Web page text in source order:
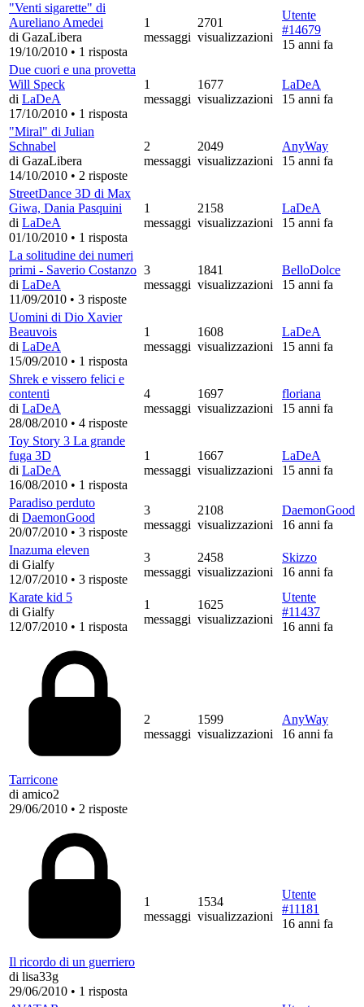
"Venti sigarette" di
Aureliano Amedei
di GazaLibera
19/10/2010 • 1 risposta
1
messaggi
2701
visualizzazioni
Utente
#14679
15 anni fa
Due cuori e una provetta
Will Speck
di LaDeA
17/10/2010 • 1 risposta
1
messaggi
1677
visualizzazioni
LaDeA
15 anni fa
"Miral" di Julian
Schnabel
di GazaLibera
14/10/2010 • 2 risposte
2
messaggi
2049
visualizzazioni
AnyWay
15 anni fa
StreetDance 3D di Max
Giwa, Dania Pasquini
di LaDeA
01/10/2010 • 1 risposta
1
messaggi
2158
visualizzazioni
LaDeA
15 anni fa
La solitudine dei numeri
primi - Saverio Costanzo
di LaDeA
11/09/2010 • 3 risposte
3
messaggi
1841
visualizzazioni
BelloDolce
15 anni fa
Uomini di Dio Xavier
Beauvois
di LaDeA
15/09/2010 • 1 risposta
1
messaggi
1608
visualizzazioni
LaDeA
15 anni fa
Shrek e vissero felici e
contenti
di LaDeA
28/08/2010 • 4 risposte
4
messaggi
1697
visualizzazioni
floriana
15 anni fa
Toy Story 3 La grande
fuga 3D
di LaDeA
16/08/2010 • 1 risposta
1
messaggi
1667
visualizzazioni
LaDeA
15 anni fa
Paradiso perduto
di DaemonGood
20/07/2010 • 3 risposte
3
messaggi
2108
visualizzazioni
DaemonGood
16 anni fa
Inazuma eleven
di Gialfy
12/07/2010 • 3 risposte
3
messaggi
2458
visualizzazioni
Skizzo
16 anni fa
Karate kid 5
di Gialfy
12/07/2010 • 1 risposta
1
messaggi
1625
visualizzazioni
Utente
#11437
16 anni fa
Tarricone
di amico2
29/06/2010 • 2 risposte
2
messaggi
1599
visualizzazioni
AnyWay
16 anni fa
Il ricordo di un guerriero
di lisa33g
29/06/2010 • 1 risposta
1
messaggi
1534
visualizzazioni
Utente
#11181
16 anni fa